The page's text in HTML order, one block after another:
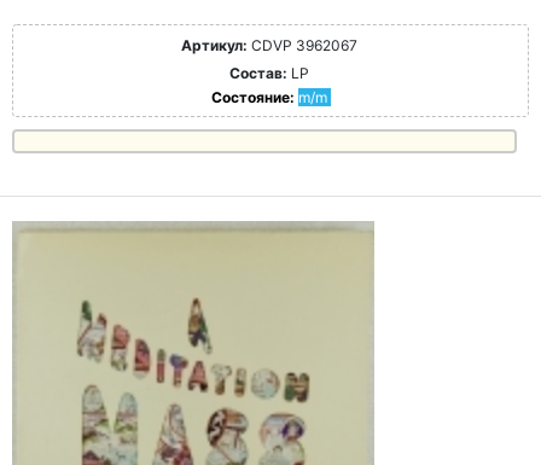
Артикул: CDVP 3962067
Состав: LP
Состояние: m/m